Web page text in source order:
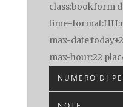
class:bookform
time-
max-
max-hour:22